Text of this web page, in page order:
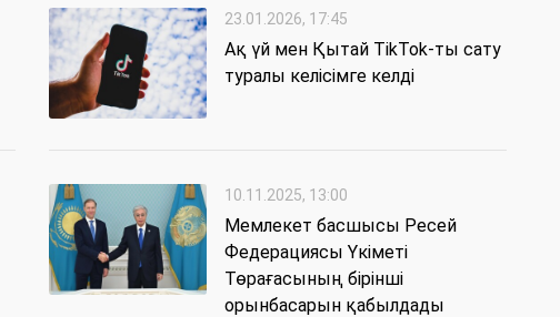
23.01.2026, 17:45
Ақ үй мен Қытай TikTok-ты сату
туралы келісімге келді
10.11.2025, 13:00
Мемлекет басшысы Ресей
Федерациясы Үкіметі
Төрағасының бірінші
орынбасарын қабылдады